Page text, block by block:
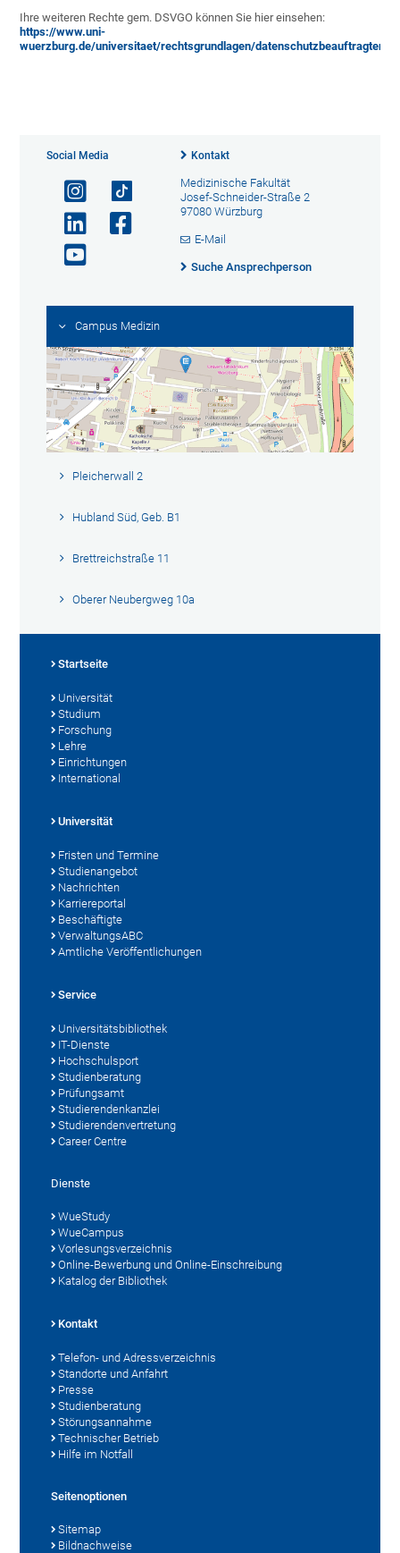
Ihre weiteren Rechte gem. DSVGO können Sie hier einsehen:
https://www.uni-
wuerzburg.de/universitaet/rechtsgrundlagen/datenschutzbeauftragter/
Social Media Kontakt
Medizinische Fakultät
Josef-Schneider-Straße 2
97080 Würzburg
E-Mail
Suche Ansprechperson
Campus Medizin
Pleicherwall 2
Hubland Süd, Geb. B1
Brettreichstraße 11
Oberer Neubergweg 10a
Startseite
Universität
Studium
Forschung
Lehre
Einrichtungen
International
Universität
Fristen und Termine
Studienangebot
Nachrichten
Karriereportal
Beschäftigte
VerwaltungsABC
Amtliche Veröffentlichungen
Service
Universitätsbibliothek
IT-Dienste
Hochschulsport
Studienberatung
Prüfungsamt
Studierendenkanzlei
Studierendenvertretung
Career Centre
Dienste
WueStudy
WueCampus
Vorlesungsverzeichnis
Online-Bewerbung und Online-Einschreibung
Katalog der Bibliothek
Kontakt
Telefon- und Adressverzeichnis
Standorte und Anfahrt
Presse
Studienberatung
Störungsannahme
Technischer Betrieb
Hilfe im Notfall
Seitenoptionen
Sitemap
Bildnachweise